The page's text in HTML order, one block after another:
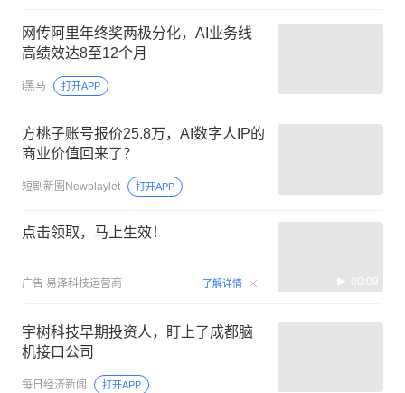
网传阿里年终奖两极分化，AI业务线
高绩效达8至12个月
i黑马 打开APP
方桃子账号报价25.8万，AI数字人IP的
商业价值回来了？
短剧新圈Newplaylet 打开APP
点击领取，马上生效！
广告 易泽科技运营商 了解详情 00:09
宇树科技早期投资人，盯上了成都脑
机接口公司
每日经济新闻 打开APP